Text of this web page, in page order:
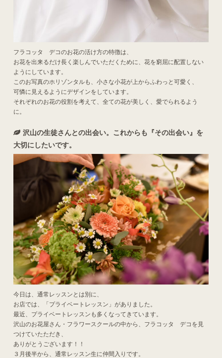
フラコッタ デコのお花の活け方の特徴は、
お花を出来るだけ長く楽しんでいただくために、花を窮屈に配置しない
ようにしています。
このお写真のホリゾンタルも、小さな小花が上からふわっと可愛く、
可憐に見えるようにデザインをしています。
それぞれのお花の役割を考えて、全ての花が美しく、愛でられるよう
に。
沢山の生徒さんとの出会い。これからも『その出会い』を
大切にしたいです。
今日は、通常レッスンとは別に、
お店では、「プライベートレッスン」がありました。
最近、プライベートレッスンも多くなってきています。
沢山のお花屋さん・フラワースクールの中から、フラコッタ デコを見
つけていたただき、
ありがとうございます！！
３月後半から、通常レッスン生に仲間入りです。